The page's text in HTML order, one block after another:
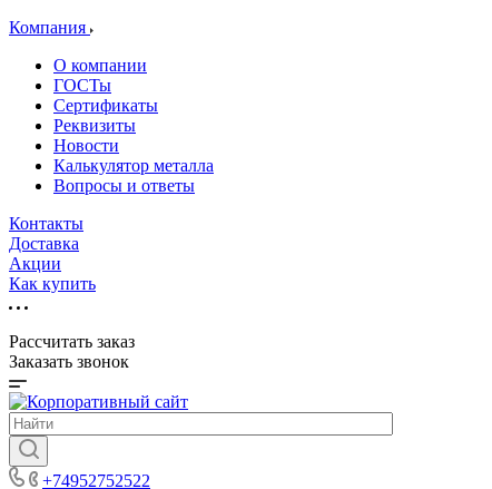
Компания
О компании
ГОСТы
Сертификаты
Реквизиты
Новости
Калькулятор металла
Вопросы и ответы
Контакты
Доставка
Акции
Как купить
Рассчитать заказ
Заказать звонок
+74952752522